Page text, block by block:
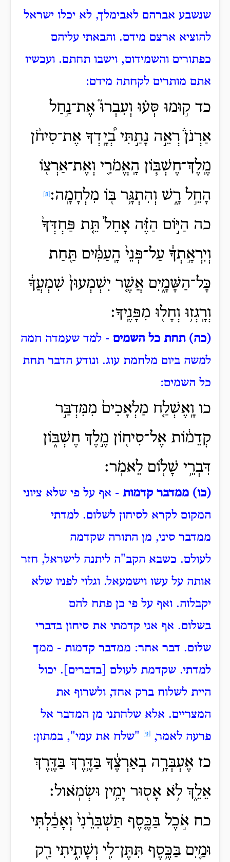
שנשבע אברהם לאבימלך, לא יכלו ישראל
להוציא ארצם מידם. והבאתי עליהם
כפתורים והשמידום, וישבו תחתם. ועכשיו
אתם מותרים לקחתה מידם:
כד ק֣וּמוּ סְּע֗וּ וְעִבְרוּ֮ אֶת־נַ֣חַל
אַרְנֹן֒ רְאֵ֣ה נָתַ֣תִּי בְ֠יָֽדְךָ אֶת־סִיחֹ֨ן
מֶֽלֶךְ־חֶשְׁבּ֧וֹן הָֽאֱמֹרִ֛י וְאֶת־אַרְצ֖וֹ
הָחֵ֣ל רָ֑שׁ וְהִתְגָּ֥ר בּ֖וֹ מִלְחָמָֽה׃
כה הַיּ֣וֹם הַזֶּ֗ה אָחֵל֙ תֵּ֤ת פַּחְדְּךָ֙
וְיִרְאָ֣תְךָ֔ עַל־פְּנֵי֙ הָֽעַמִּ֔ים תַּ֖חַת
כָּל־הַשָּׁמָ֑יִם אֲשֶׁ֤ר יִשְׁמְעוּן֙ שִׁמְעֲךָ֔
וְרָֽגְז֥וּ וְחָל֖וּ מִפָּנֶֽיךָ׃
(כה) תחת כל השמים - למד שעמדה חמה
למשה ביום מלחמת עוג. ונודע הדבר תחת
כל השמים:
כו וָֽאֶשְׁלַ֤ח מַלְאָכִים֙ מִמִּדְבַּ֣ר
קְדֵמ֔וֹת אֶל־סִיח֖וֹן מֶ֣לֶךְ חֶשְׁבּ֑וֹן
דִּבְרֵ֥י שָׁל֖וֹם לֵאמֹֽר׃
(כו) ממדבר קדמות - אף על פי שלא ציוני
המקום לקרא לסיחון לשלום. למדתי
ממדבר סיני, מן התורה שקדמה
לעולם. כשבא הקב"ה ליתנה לישראל, חזר
אותה על עשו וישמעאל. וגלוי לפניו שלא
יקבלוה. ואף על פי כן פתח להם
בשלום. אף אני קדמתי את סיחון בדברי
שלום. דבר אחר: ממדבר קדמות - ממך
למדתי. שקדמת לעולם [בדברים]. יכול
היית לשלוח ברק אחד, ולשרוף את
המצריים. אלא שלחתני מן המדבר אל
פרעה לאמר,
"שלח את עמי", במתון:
כז אֶעְבְּרָ֣ה בְאַרְצֶ֔ךָ בַּדֶּ֥רֶךְ בַּדֶּ֖רֶךְ
אֵלֵ֑ךְ לֹ֥א אָס֖וּר יָמִ֥ין וּשְׂמֹֽאול׃
כח אֹ֣כֶל בַּכֶּ֤סֶף תַּשְׁבִּרֵ֨נִי֙ וְאָכַ֔לְתִּי
וּמַ֛יִם בַּכֶּ֥סֶף תִּתֶּן־לִ֖י וְשָׁתִ֑יתִי רַ֖ק